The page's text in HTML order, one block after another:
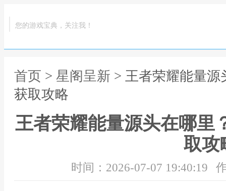
您的游戏宝典，关注我！
首页 > 星阁呈新 > 王者荣耀能量源
获取攻略
王者荣耀能量源头在哪里
取攻
时间：2026-07-07 19:40:19